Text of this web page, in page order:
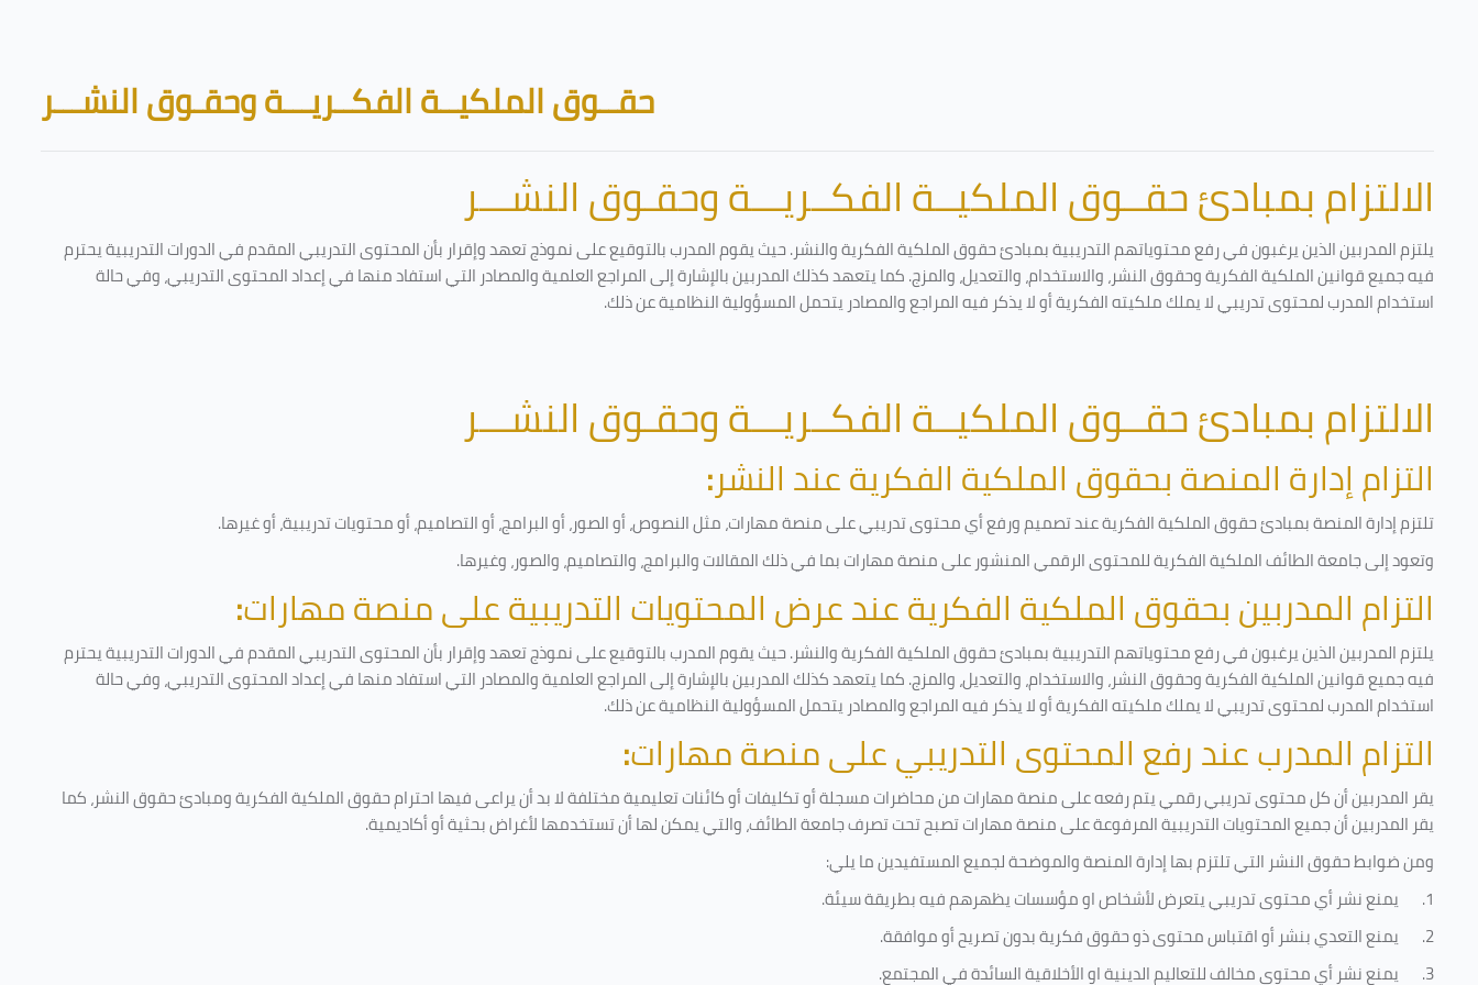
Blocks
حقــوق الملكيــة الفكــريـــة وحقـوق النشـــر
الالتزام بمبادئ حقــوق الملكيــة الفكــريـــة وحقـوق النشـــر
يلتزم المدربين الذين يرغبون في رفع محتوياتهم التدريبية بمبادئ حقوق الملكية الفكرية والنشر. حيث يقوم المدرب بالتوقيع على نموذج تعهد وإقرار بأن المحتوى التدريبي المقدم في الدورات التدريبية يحترم
فيه جميع قوانين الملكية الفكرية وحقوق النشر، والاستخدام، والتعديل، والمزج. كما يتعهد كذلك المدربين بالإشارة إلى المراجع العلمية والمصادر التي استفاد منها في إعداد المحتوى التدريبي، وفي حالة
استخدام المدرب لمحتوى تدريبي لا يملك ملكيته الفكرية أو لا يذكر فيه المراجع والمصادر يتحمل المسؤولية النظامية عن ذلك.
الالتزام بمبادئ حقــوق الملكيــة الفكــريـــة وحقـوق النشـــر
التزام إدارة المنصة بحقوق الملكية الفكرية عند النشر:
تلتزم إدارة المنصة بمبادئ حقوق الملكية الفكرية عند تصميم ورفع أي محتوى تدريبي على منصة مهارات، مثل النصوص، أو الصور، أو البرامج، أو التصاميم، أو محتويات تدريبية، أو غيرها.
وتعود إلى جامعة الطائف الملكية الفكرية للمحتوى الرقمي المنشور على منصة مهارات بما في ذلك المقالات والبرامج، والتصاميم، والصور، وغيرها.
التزام المدربين بحقوق الملكية الفكرية عند عرض المحتويات التدريبية على منصة مهارات:
يلتزم المدربين الذين يرغبون في رفع محتوياتهم التدريبية بمبادئ حقوق الملكية الفكرية والنشر. حيث يقوم المدرب بالتوقيع على نموذج تعهد وإقرار بأن المحتوى التدريبي المقدم في الدورات التدريبية يحترم
فيه جميع قوانين الملكية الفكرية وحقوق النشر، والاستخدام، والتعديل، والمزج. كما يتعهد كذلك المدربين بالإشارة إلى المراجع العلمية والمصادر التي استفاد منها في إعداد المحتوى التدريبي، وفي حالة
استخدام المدرب لمحتوى تدريبي لا يملك ملكيته الفكرية أو لا يذكر فيه المراجع والمصادر يتحمل المسؤولية النظامية عن ذلك.
التزام المدرب عند رفع المحتوى التدريبي على منصة مهارات:
يقر المدربين أن كل محتوى تدريبي رقمي يتم رفعه على منصة مهارات من محاضرات مسجلة أو تكليفات أو كائنات تعليمية مختلفة لا بد أن يراعى فيها احترام حقوق الملكية الفكرية ومبادئ حقوق النشر، كما
يقر المدربين أن جميع المحتويات التدريبية المرفوعة على منصة مهارات تصبح تحت تصرف جامعة الطائف، والتي يمكن لها أن تستخدمها لأغراض بحثية أو أكاديمية.
ومن ضوابط حقوق النشر التي تلتزم بها إدارة المنصة والموضحة لجميع المستفيدين ما يلي:
1.
يمنع نشر أي محتوى تدريبي يتعرض لأشخاص او مؤسسات يظهرهم فيه بطريقة سيئة.
2.
يمنع التعدي بنشر أو اقتباس محتوى ذو حقوق فكرية بدون تصريح أو موافقة.
3.
يمنع نشر أي محتوى مخالف للتعاليم الدينية او الأخلاقية السائدة في المجتمع.